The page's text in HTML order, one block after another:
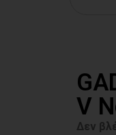
V
Δεν